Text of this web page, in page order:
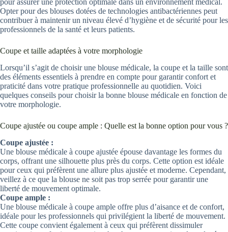
pour assurer une protection optimale dans un environnement médical.
Opter pour des blouses dotées de technologies antibactériennes peut
contribuer à maintenir un niveau élevé d’hygiène et de sécurité pour les
professionnels de la santé et leurs patients.
Coupe et taille adaptées à votre morphologie
Lorsqu’il s’agit de choisir une blouse médicale, la coupe et la taille sont
des éléments essentiels à prendre en compte pour garantir confort et
praticité dans votre pratique professionnelle au quotidien. Voici
quelques conseils pour choisir la bonne blouse médicale en fonction de
votre morphologie.
Coupe ajustée ou coupe ample : Quelle est la bonne option pour vous ?
Coupe ajustée :
Une blouse médicale à coupe ajustée épouse davantage les formes du
corps, offrant une silhouette plus près du corps. Cette option est idéale
pour ceux qui préfèrent une allure plus ajustée et moderne. Cependant,
veillez à ce que la blouse ne soit pas trop serrée pour garantir une
liberté de mouvement optimale.
Coupe ample :
Une blouse médicale à coupe ample offre plus d’aisance et de confort,
idéale pour les professionnels qui privilégient la liberté de mouvement.
Cette coupe convient également à ceux qui préfèrent dissimuler